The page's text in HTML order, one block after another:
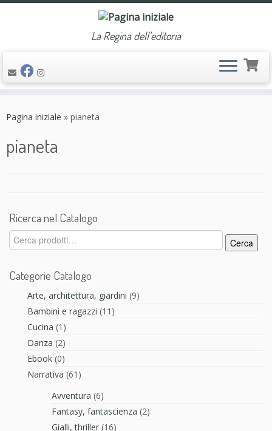
La Regina dell'editoria
Pagina iniziale » pianeta
pianeta
Ricerca nel Catalogo
Cerca:
Cerca
Categorie Catalogo
Arte, architettura, giardini (9)
Bambini e ragazzi (11)
Cucina (1)
Danza (2)
Ebook (0)
Narrativa (61)
Avventura (6)
Fantasy, fantascienza (2)
Gialli, thriller (16)